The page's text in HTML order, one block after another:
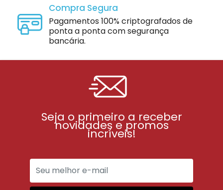
Compra Segura
Pagamentos 100% criptografados de
ponta a ponta com segurança
bancária.
Seja o primeiro a receber
novidades e promos
incríveis!